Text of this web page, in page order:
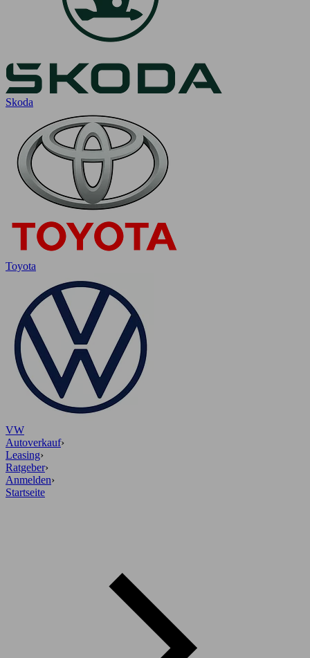
Skoda
Toyota
VW
Autoverkauf›
Leasing›
Ratgeber›
Anmelden›
Startseite